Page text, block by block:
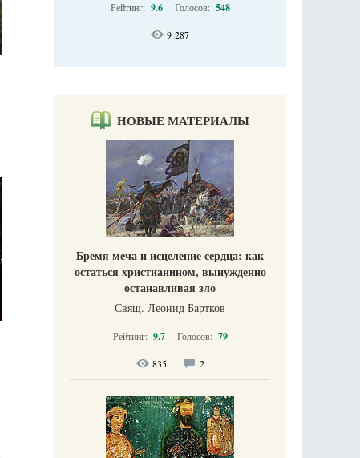
Рейтинг: 9.6 Голосов: 548
9 287
НОВЫЕ МАТЕРИАЛЫ
Бремя меча и исцеление сердца: как
остаться христианином, вынужденно
останавливая зло
Свящ. Леонид Бартков
Рейтинг: 9.7 Голосов: 79
835 2